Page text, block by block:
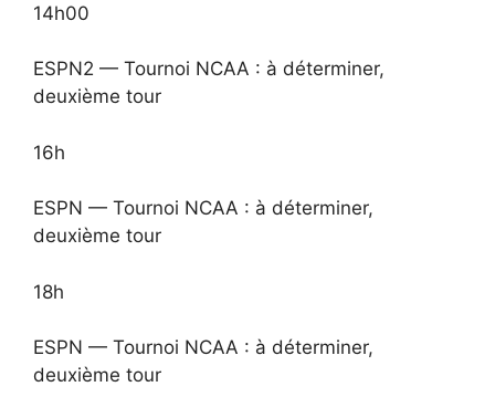
14h00
ESPN2 — Tournoi NCAA : à déterminer,
deuxième tour
16h
ESPN — Tournoi NCAA : à déterminer,
deuxième tour
18h
ESPN — Tournoi NCAA : à déterminer,
deuxième tour